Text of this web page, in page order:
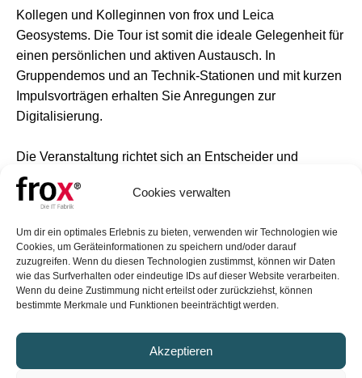
Cookies verwalten
Um dir ein optimales Erlebnis zu bieten, verwenden wir Technologien wie
Cookies, um Geräteinformationen zu speichern und/oder darauf
zuzugreifen. Wenn du diesen Technologien zustimmst, können wir Daten
wie das Surfverhalten oder eindeutige IDs auf dieser Website verarbeiten.
Wenn du deine Zustimmung nicht erteilst oder zurückziehst, können
bestimmte Merkmale und Funktionen beeinträchtigt werden.
Akzeptieren
Kollegen und Kolleginnen von frox und Leica
Geosystems. Die Tour ist somit die ideale Gelegenheit für
einen persönlichen und aktiven Austausch. In
Gruppendemos und an Technik-Stationen und mit kurzen
Impulsvorträgen erhalten Sie Anregungen zur
Digitalisierung.
Die Veranstaltung richtet sich an Entscheider und
Anwender, an Technikverliebte und Prozessorientierte, an
hoheitliche Vermesser und Ingenieurvermesser und an
Bei Fragen oder besonderen Wünschen, nehmen Sie
bitte direkt Kontakt mit uns auf.
an.